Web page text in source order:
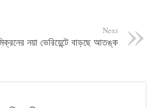
Next
নয়া ভেরিয়েন্টে বাড়ছে আতঙ্ক